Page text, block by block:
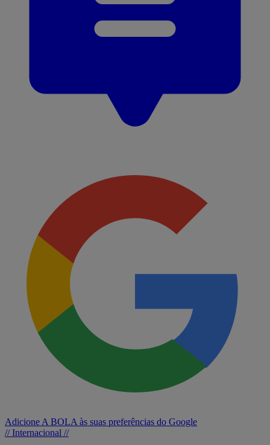
Adicione A BOLA às suas preferências do Google
// Internacional //